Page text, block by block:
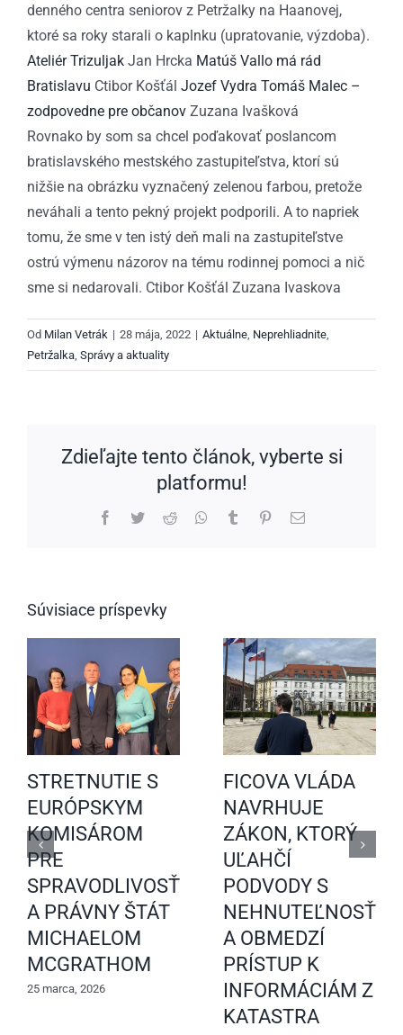
denného centra seniorov z Petržalky na Haanovej,
ktoré sa roky starali o kaplnku (upratovanie, výzdoba).
Ateliér Trizuljak Jan Hrcka Matúš Vallo má rád
Bratislavu Ctibor Košťál Jozef Vydra Tomáš Malec –
zodpovedne pre občanov Zuzana Ivašková
Rovnako by som sa chcel poďakovať poslancom
bratislavského mestského zastupiteľstva, ktorí sú
nižšie na obrázku vyznačený zelenou farbou, pretože
neváhali a tento pekný projekt podporili. A to napriek
tomu, že sme v ten istý deň mali na zastupiteľstve
ostrú výmenu názorov na tému rodinnej pomoci a nič
sme si nedarovali. Ctibor Košťál Zuzana Ivaskova
Od Milan Vetrák | 28 mája, 2022 | Aktuálne Neprehliadnite
Petržalka Správy a aktuality
Zdieľajte tento článok, vyberte si
platformu!
Facebook
TwitterReddit WhatsApp
Tumblr PinterestEmail
Súvisiace príspevky
STRETNUTIE S
EURÓPSKYM
KOMISÁROM
PRE
SPRAVODLIVOSŤ
A PRÁVNY ŠTÁT
MICHAELOM
MCGRATHOM
25 marca, 2026
FICOVA VLÁDA
NAVRHUJE
ZÁKON, KTORÝ
UĽAHČÍ
PODVODY S
A OBMEDZÍ
PRÍSTUP K
INFORMÁCIÁM Z
KATASTRA